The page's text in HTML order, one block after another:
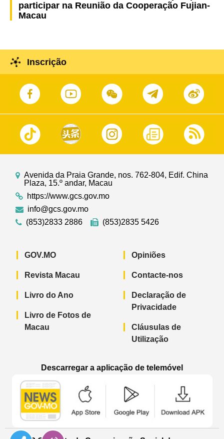
participar na Reunião da Cooperação Fujian-
Macau
Inscrição
Avenida da Praia Grande, nos. 762-804, Edif. China
Plaza, 15.º andar, Macau
https://www.gcs.gov.mo
info@gcs.gov.mo
(853)2833 2886
(853)2835 5426
GOV.MO
Revista Macau
Livro do Ano
Livro de Fotos de
Macau
Opiniões
Contacte-nos
Declaração de
Privacidade
Cláusulas de
Utilização
Descarregar a aplicação de telemóvel